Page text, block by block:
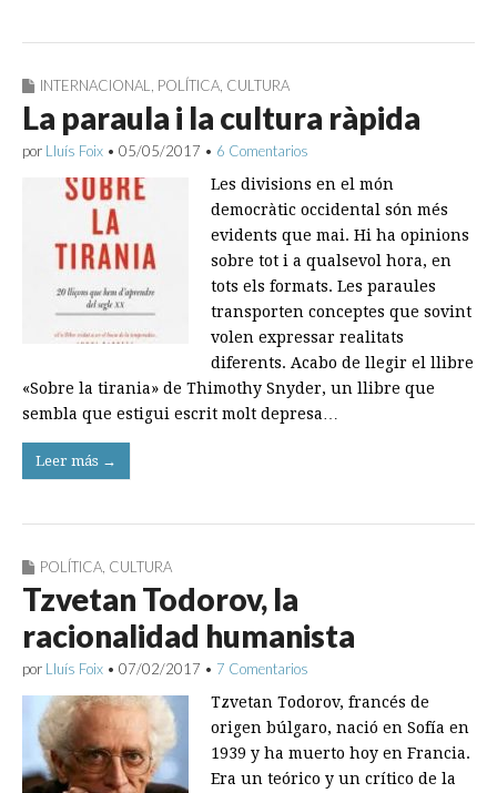
INTERNACIONAL, POLÍTICA, CULTURA
La paraula i la cultura ràpida
por Lluís Foix • 05/05/2017 • 6 Comentarios
Les divisions en el món
democràtic occidental són més
evidents que mai. Hi ha opinions
sobre tot i a qualsevol hora, en
tots els formats. Les paraules
transporten conceptes que sovint
volen expressar realitats
diferents. Acabo de llegir el llibre
«Sobre la tirania» de Thimothy Snyder, un llibre que
sembla que estigui escrit molt depresa…
Leer más →
POLÍTICA CULTURA
Tzvetan Todorov, la
racionalidad humanista
por Lluís Foix • 07/02/2017 • 7 Comentarios
Tzvetan Todorov, francés de
origen búlgaro, nació en Sofía en
1939 y ha muerto hoy en Francia.
Era un teórico y un crítico de la